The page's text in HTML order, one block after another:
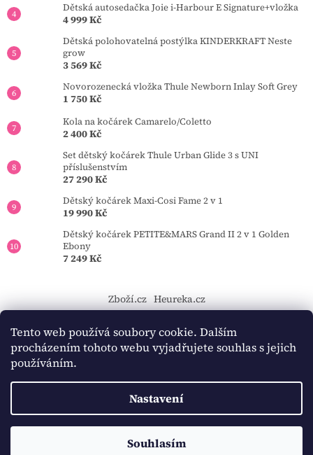
Tento web používá soubory cookie. Dalším
procházením tohoto webu vyjadřujete souhlas s jejich
používáním.
Nastavení
Souhlasím
Dětská autosedačka Joie i-Harbour E Signature+vložka
4 999 Kč
Dětská polohovatelná postýlka KINDERKRAFT Neste
grow
3 569 Kč
Novorozenecká vložka Thule Newborn Inlay Soft Grey
1 750 Kč
Kola na kočárek Camarelo/Coletto
2 400 Kč
Set dětský kočárek Thule Urban Glide 3 s UNI
příslušenstvím
27 290 Kč
Dětský kočárek Maxi-Cosi Fame 2 v 1
19 990 Kč
Dětský kočárek PETITE&MARS Grand II 2 v 1 Golden
Ebony
7 249 Kč
Zboží.cz Heureka.cz
https://tourmkr.com/F1eycVcPEw
Copyright 2026BAMBINO-KOCARKY.cz. Všechna práva
vyhrazena.